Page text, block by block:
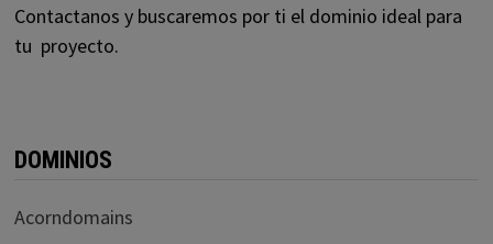
Contactanos y buscaremos por ti el dominio ideal para
tu proyecto.
DOMINIOS
Acorndomains